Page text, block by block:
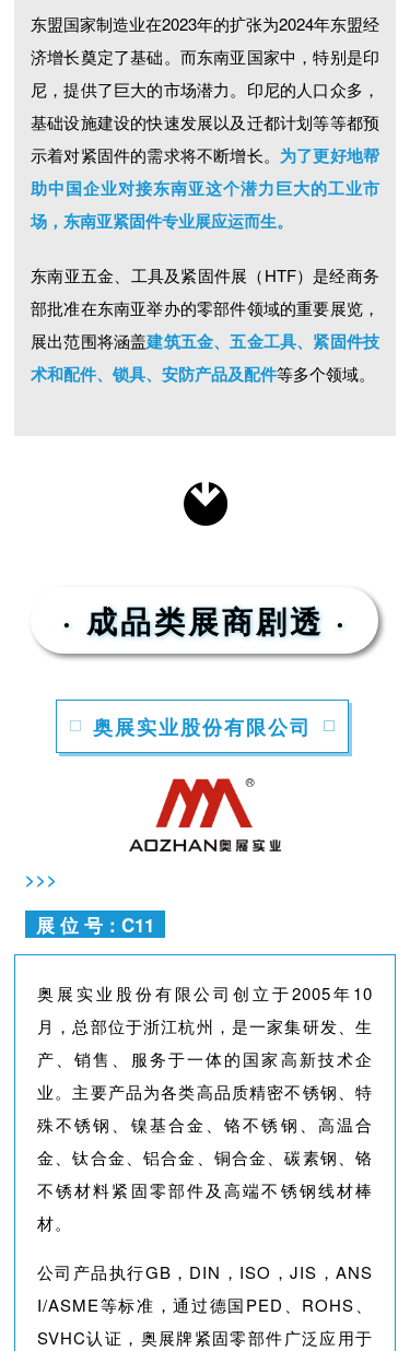
东盟国家制造业在2023年的扩张为2024年东盟经
济增长奠定了基础。而东南亚国家中，特别是印
尼，提供了巨大的市场潜力。印尼的人口众多，
基础设施建设的快速发展以及迁都计划等等都预
示着对紧固件的需求将不断增长。 为了更好地帮
助中国企业对接东南亚这个潜力巨大的工业市
场，东南亚紧固件专业展应运而生。
东南亚五金、工具及紧固件展（HTF）是经商务
部批准在东南亚举办的零部件领域的重要展览，
展出范围将涵盖建筑五金、五金工具、紧固件技
术和配件、锁具、安防产品及配件等多个领域。
· 成品类展商剧透 ·
奥展实业股份有限公司
>>>
展 位 号：C11
奥展实业股份有限公司创立于2005年10
月，总部位于浙江杭州，是一家集研发、生
产、销售、服务于一体的国家高新技术企
业。主要产品为各类高品质精密不锈钢、特
殊不锈钢、镍基合金、铬不锈钢、高温合
金、钛合金、铝合金、铜合金、碳素钢、铬
不锈材料紧固零部件及高端不锈钢线材棒
材。
公司产品执行GB，DIN，ISO，JIS，ANS
I/ASME等标准，通过德国PED、ROHS、
SVHC认证，奥展牌紧固零部件广泛应用于